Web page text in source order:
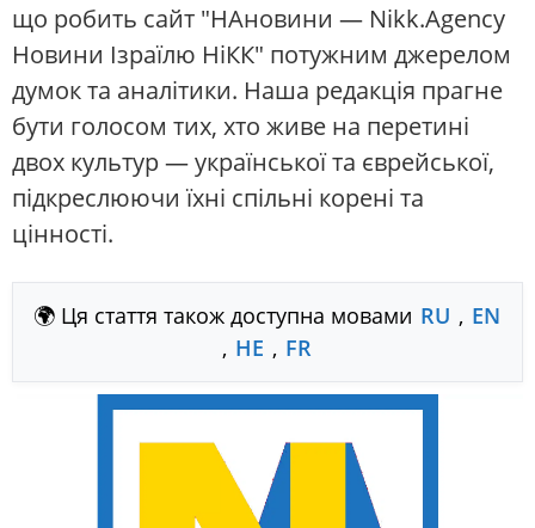
що робить сайт "НАновини — Nikk.Agency
Новини Ізраїлю НіКК" потужним джерелом
думок та аналітики. Наша редакція прагне
бути голосом тих, хто живе на перетині
двох культур — української та єврейської,
підкреслюючи їхні спільні корені та
цінності.
🌍 Ця стаття також доступна мовами RU , EN
, HE , FR